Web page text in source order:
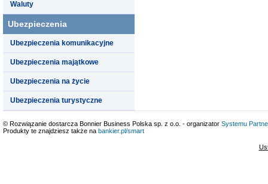
Waluty
Ubezpieczenia
Ubezpieczenia komunikacyjne
Ubezpieczenia majątkowe
Ubezpieczenia na życie
Ubezpieczenia turystyczne
© Rozwiązanie dostarcza Bonnier Business Polska sp. z o.o. - organizator Systemu
Produkty te znajdziesz także na bankier.pl/smart